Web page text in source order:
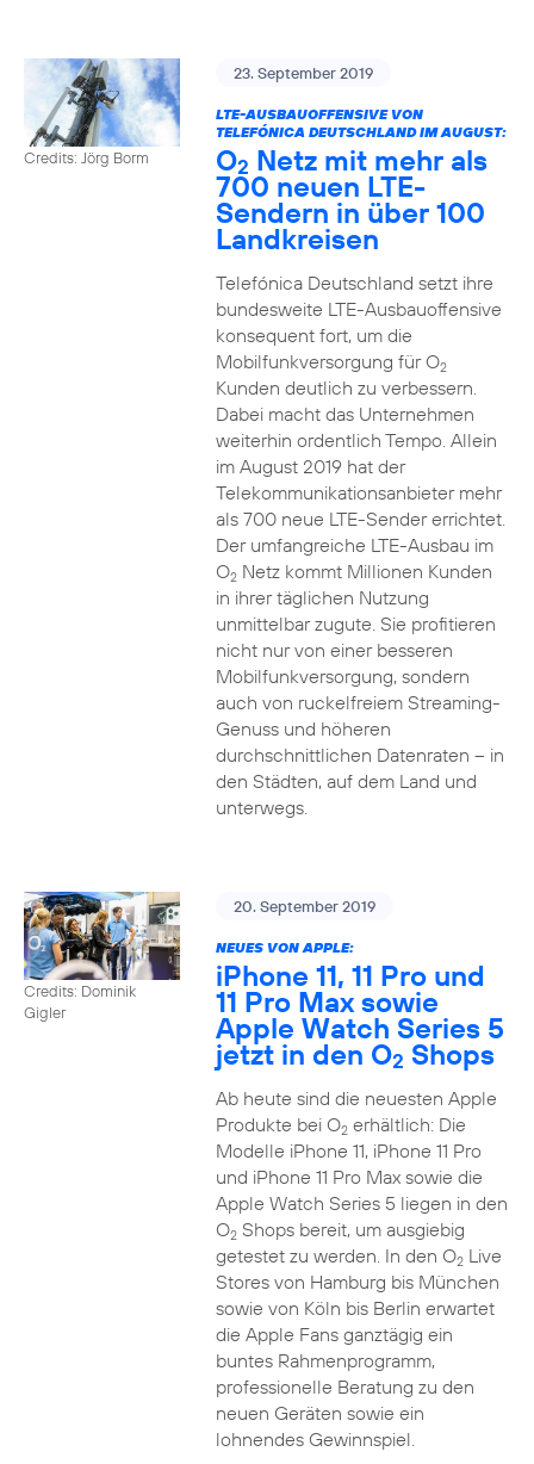
Credits: Jörg Borm
23. September 2019
LTE-AUSBAUOFFENSIVE VON
TELEFÓNICA DEUTSCHLAND IM AUGUST:
O2 Netz mit mehr als
700 neuen LTE-
Sendern in über 100
Landkreisen
Telefónica Deutschland setzt ihre
bundesweite LTE-Ausbauoffensive
konsequent fort, um die
Mobilfunkversorgung für O2
Kunden deutlich zu verbessern.
Dabei macht das Unternehmen
weiterhin ordentlich Tempo. Allein
im August 2019 hat der
Telekommunikationsanbieter mehr
als 700 neue LTE-Sender errichtet.
Der umfangreiche LTE-Ausbau im
O2Netz kommt Millionen Kunden
in ihrer täglichen Nutzung
unmittelbar zugute. Sie profitieren
nicht nur von einer besseren
Mobilfunkversorgung, sondern
auch von ruckelfreiem Streaming-
Genuss und höheren
durchschnittlichen Datenraten – in
den Städten, auf dem Land und
unterwegs.
Credits: Dominik
Gigler
20. September 2019
NEUES VON APPLE:
iPhone 11, 11 Pro und
11 Pro Max sowie
Apple Watch Series 5
jetzt in den O2 Shops
Ab heute sind die neuesten Apple
Produkte bei O2erhältlich: Die
Modelle iPhone 11, iPhone 11 Pro
und iPhone 11 Pro Max sowie die
Apple Watch Series 5 liegen in den
O2Shops bereit, um ausgiebig
getestet zu werden. In den O2Live
Stores von Hamburg bis München
sowie von Köln bis Berlin erwartet
die Apple Fans ganztägig ein
buntes Rahmenprogramm,
professionelle Beratung zu den
neuen Geräten sowie ein
lohnendes Gewinnspiel.